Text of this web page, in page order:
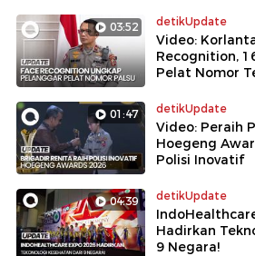
03:52 detikUpdate
Video:
Recognition,
Pelat Nomor
01:47 detikUpdate
Video: Peraih
Hoegeng
Polisi Inovatif
04:39 detikUpdate
Hadirkan
9 Negara!